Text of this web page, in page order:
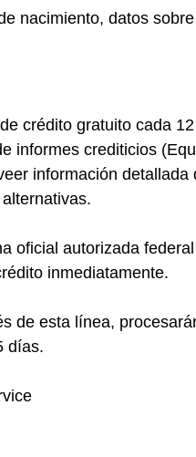
nacimiento, datos
crédito gratuito cada
informes crediticios
información detallada
oficial autorizada
inmediatamente.
de esta línea,
días.